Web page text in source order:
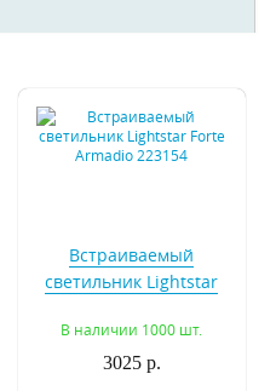
Встраиваемый
светильник Lightstar
В наличии 1000 шт.
3025 р.